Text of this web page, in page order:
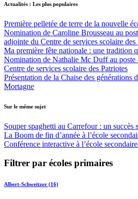
Actualités : Les plus populaires
Première pelletée de terre de la nouvelle
Nomination de Caroline Brousseau au
adjointe du Centre de services scolaire des
Ma première fête nationale : une tradition
Nomination de Nathalie Mc Duff au poste
Centre de services scolaire des Patriotes
Présentation de la Chaise des générations
Mortagne
Sur le même sujet
Souper spaghetti au Carrefour : un succès
La Boom de fin d’année à l’école
Conférence interactive à l’école
Filtrer par écoles primaires
Albert-Schweitzer (16)